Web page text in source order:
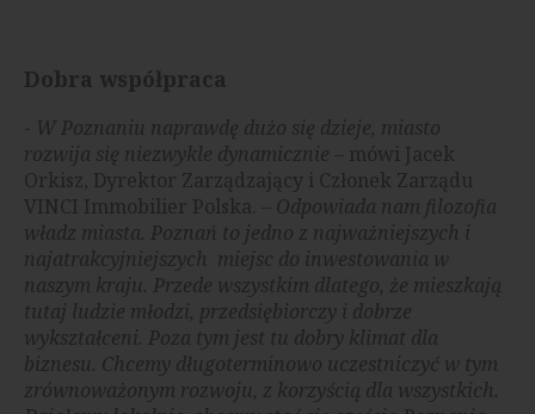
Dobra współpraca
W Poznaniu naprawdę dużo się dzieje, miasto
rozwija się niezwykle dynamicznie – mówi Jacek
Orkisz, Dyrektor Zarządzający i Członek Zarządu
VINCI Immobilier Polska. – Odpowiada nam filozofia
władz miasta. Poznań to jedno z najważniejszych i
najatrakcyjniejszych miejsc do inwestowania w
naszym kraju. Przede wszystkim dlatego, że mieszkają
tutaj ludzie młodzi, przedsiębiorczy i dobrze
wykształceni. Poza tym jest tu dobry klimat dla
biznesu. Chcemy długoterminowo uczestniczyć w tym
zrównoważonym rozwoju, z korzyścią dla wszystkich.